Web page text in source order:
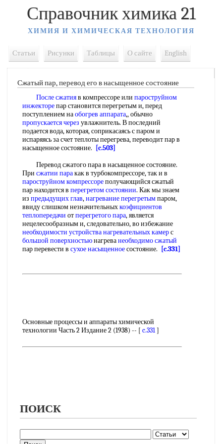
Справочник химика 21
ХИМИЯ И ХИМИЧЕСКАЯ ТЕХНОЛОГИЯ
Статьи Рисунки Таблицы О сайте English
Сжатый пар, перевод его в насыщенное состояние
После сжатияв компрессоре или пароструйном
инжекторепар становится перегретым и, перед
поступлением наобогрев аппарата,, обычно
пропускается через увлажнитель. В последний
подается вода, которая, соприкасаясь с паром и
испаряясь за счет теплоты перегрева, переводит пар в
насыщенное состояние.
[c.503]
Перевод сжатого пара в насыщенное состояние.
При сжатии паракак в турбокомпрессоре, так и в
пароструйном компрессореполучающийся сжатый
пар находится в перегретом состоянии. Как мы знаем
из предыдущих глав,нагревание перегретымпаром,
ввиду слишком незначительныхкоэфициентов
теплопередачи отперегретого пара, является
нецелесообразным и, следовательно, во избежание
необходимости устройстванагревательных камерс
большой поверхностьюнагреванеобходимо сжатый
пар перевести в сухое насыщенноесостояние. [c.331]
Основные процессы и аппараты химической
технологии Часть 2 Издание 2 (1938) -- [ c.331]
ПОИСК